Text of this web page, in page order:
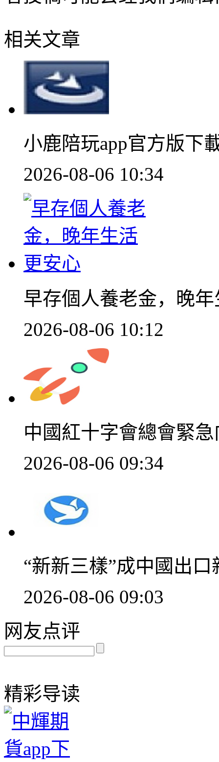
相关文章
小鹿陪玩app官方版下
2026-08-06 10:34
早存個人養老金，晚
2026-08-06 10:12
中國紅十字會總會緊
2026-08-06 09:34
“新新三樣”成中國出口
2026-08-06 09:03
网友点评
精彩导读